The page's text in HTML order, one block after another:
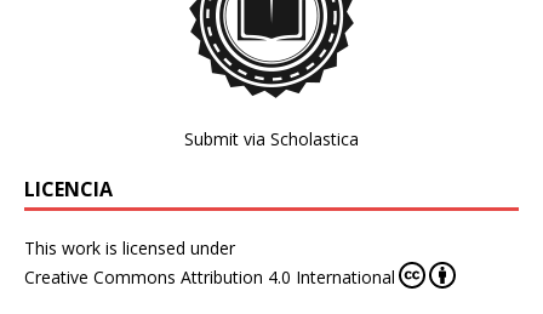
Submit via Scholastica
LICENCIA
This work is licensed under
Creative Commons Attribution 4.0 International